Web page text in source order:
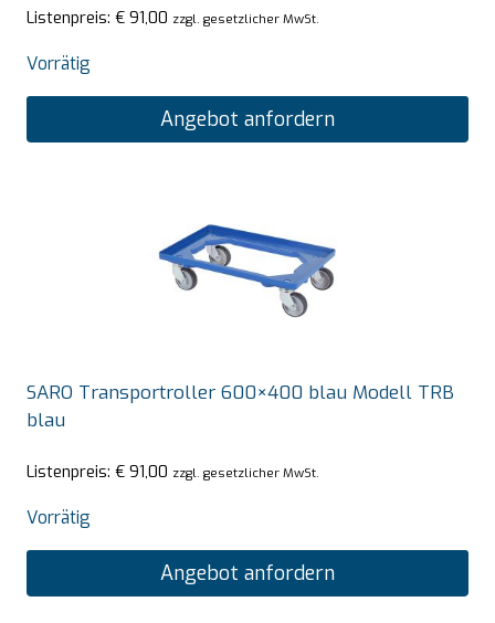
Listenpreis: € 91,00 zzgl. gesetzlicher MwSt.
Vorrätig
Angebot anfordern
SARO Transportroller 600×400 blau Modell TRB
blau
Listenpreis: € 91,00 zzgl. gesetzlicher MwSt.
Vorrätig
Angebot anfordern